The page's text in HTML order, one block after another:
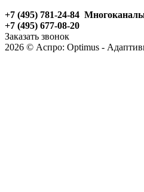
+7 (495) 781-24-84
+7 (495) 677-08-20
Заказать звонок
2026 © Аспро: Optimus -